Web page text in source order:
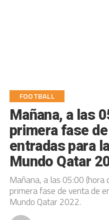
FOOTBALL
Mañana, a las
primera fase
entradas para
Mundo Qatar
Mañana, a las 05:00 (hora
primera fase de venta de
Mundo Qatar 2022.